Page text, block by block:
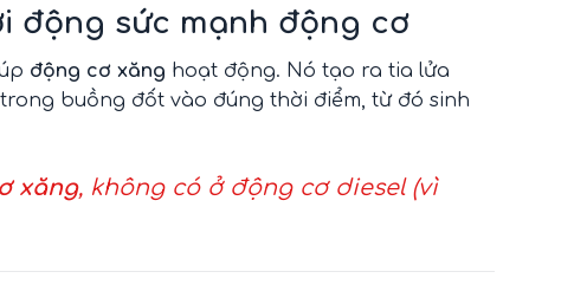
động sức mạnh động cơ
động cơ xăng hoạt động. Nó tạo ra tia lửa
trong buồng đốt vào đúng thời điểm, từ đó sinh
xăng, không có ở động cơ diesel (vì